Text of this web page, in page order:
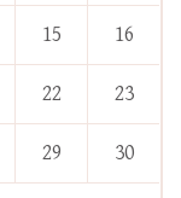
15 16
22 23
29 30